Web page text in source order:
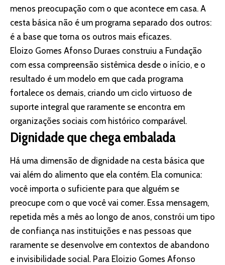
menos preocupação com o que acontece em casa. A
cesta básica não é um programa separado dos outros:
é a base que torna os outros mais eficazes.
Eloizo Gomes Afonso Duraes construiu a Fundação
com essa compreensão sistêmica desde o início, e o
resultado é um modelo em que cada programa
fortalece os demais, criando um ciclo virtuoso de
suporte integral que raramente se encontra em
organizações sociais com histórico comparável.
Dignidade que chega embalada
Há uma dimensão de dignidade na cesta básica que
vai além do alimento que ela contém. Ela comunica:
você importa o suficiente para que alguém se
preocupe com o que você vai comer. Essa mensagem,
repetida mês a mês ao longo de anos, constrói um tipo
de confiança nas instituições e nas pessoas que
raramente se desenvolve em contextos de abandono
e invisibilidade social. Para Eloizio Gomes Afonso